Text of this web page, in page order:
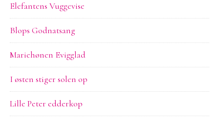
Elefantens Vuggevise
Blops Godnatsang
Mariehønen Evigglad
I østen stiger solen op
Lille Peter edderkop